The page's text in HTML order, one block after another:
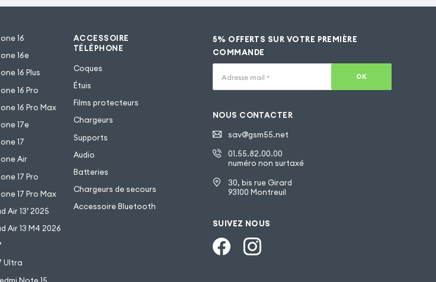
16
16e
16 Plus
16 Pro
16 Pro Max
17e
17
Air
17 Pro
17 Pro Max
Air 13’ 2025
Air 13 M4 2026
Ultra
ACCESSOIRE
TÉLÉPHONE
Coques
Étuis
Films protecteurs
Chargeurs
Supports
Audio
Batteries
Chargeurs de secours
Accessoire Bluetooth
5% OFFERTS SUR VOTRE PREMIÈRE
COMMANDE
Adresse mail * OK
NOUS CONTACTER
sav@gsm55.net
01.55.82.00.00
numéro non surtaxé
30, bis rue Girard
93100 Montreuil
SUIVEZ NOUS